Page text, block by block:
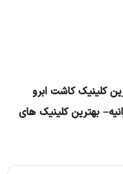
کلینیک کاشت ابرو
بهترین کلینیک های